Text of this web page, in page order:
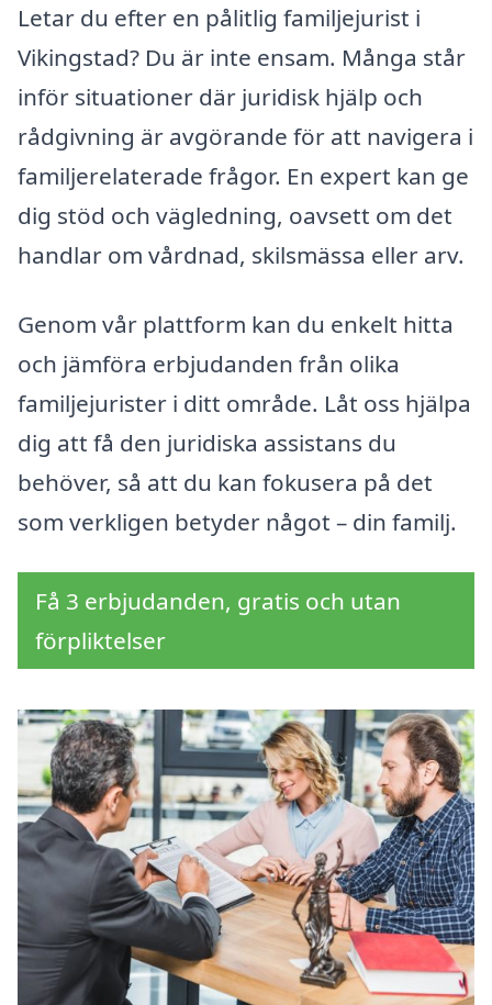
Letar du efter en pålitlig familjejurist i
Vikingstad? Du är inte ensam. Många står
inför situationer där juridisk hjälp och
rådgivning är avgörande för att navigera i
familjerelaterade frågor. En expert kan ge
dig stöd och vägledning, oavsett om det
handlar om vårdnad, skilsmässa eller arv.
Genom vår plattform kan du enkelt hitta
och jämföra erbjudanden från olika
familjejurister i ditt område. Låt oss hjälpa
dig att få den juridiska assistans du
behöver, så att du kan fokusera på det
som verkligen betyder något – din familj.
Få 3 erbjudanden, gratis och utan
förpliktelser